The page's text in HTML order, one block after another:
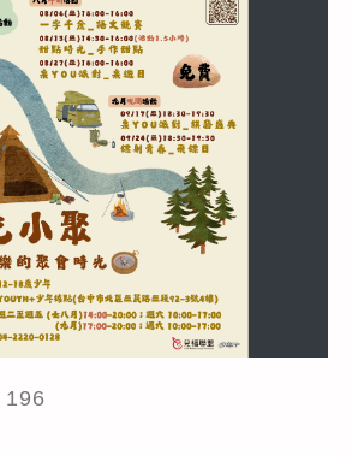
196